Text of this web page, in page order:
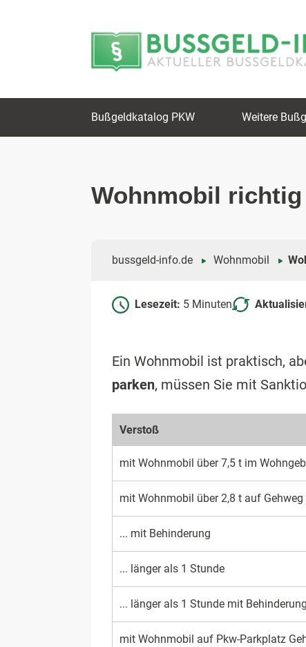
Bußgeldkatalog PKW Weitere
Wohnmobil
bussgeld-info.de Wohnmobil
Lesezeit: 5 Minuten
Ein Wohnmobil ist praktisch,
parken, müssen Sie mit
Verstoß
mit Wohnmobil über 7,5 t im
mit Wohnmobil über 2,8 t auf Gehweg
... mit Behinderung
... länger als 1 Stunde
... länger als 1 Stunde mit Behinderung
mit Wohnmobil auf Pkw-Parkplatz